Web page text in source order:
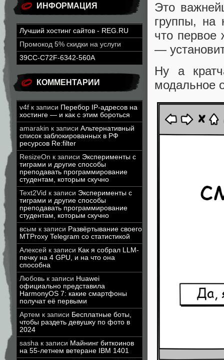
ИНФОРМАЦИЯ
Лучший хостинг сайтов - REG.RU
Промокод 5% скидки на услуги
39CC-C72F-6342-560A
КОММЕНТАРИИ
v4f к записи Перебор IP-адресов на
хостинге — и как с этим бороться
amarakin к записи Альтернативный
список заблокированных в РФ
ресурсов Re:filter
ResizeOn к записи Эксперименты с
тиграми и другие способы
преподавать программирование
студентам, которым скучно
Text2Vid к записи Эксперименты с
тиграми и другие способы
преподавать программирование
студентам, которым скучно
всым к записи Развёртывание своего
MTProxy Telegram со статистикой
Алексей к записи Как я собрал LLM-
печку на 4 GPU, и на что она
способна
Любовь к записи Huawei
официально представила
HarmonyOS 7: какие смартфоны
получат её первыми
Артем к записи Бесплатные боты,
чтобы раздеть девушку по фото в
2024
sasha к записи Майнинг биткоинов
на 55-летнем ветеране IBM 1401
Это
группы, на
что первое
—
Ну а
модальное